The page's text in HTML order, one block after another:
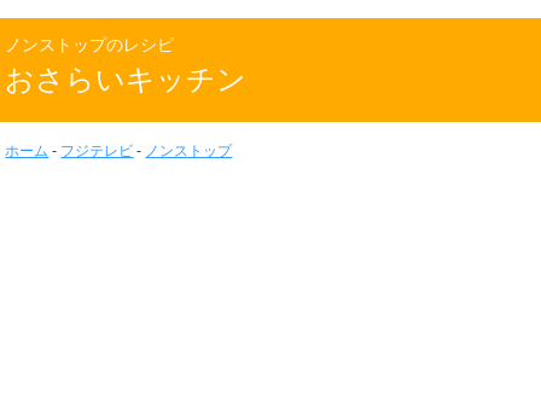
ノンストップのレシピ
おさらいキッチン
ホーム - フジテレビ - ノンストップ